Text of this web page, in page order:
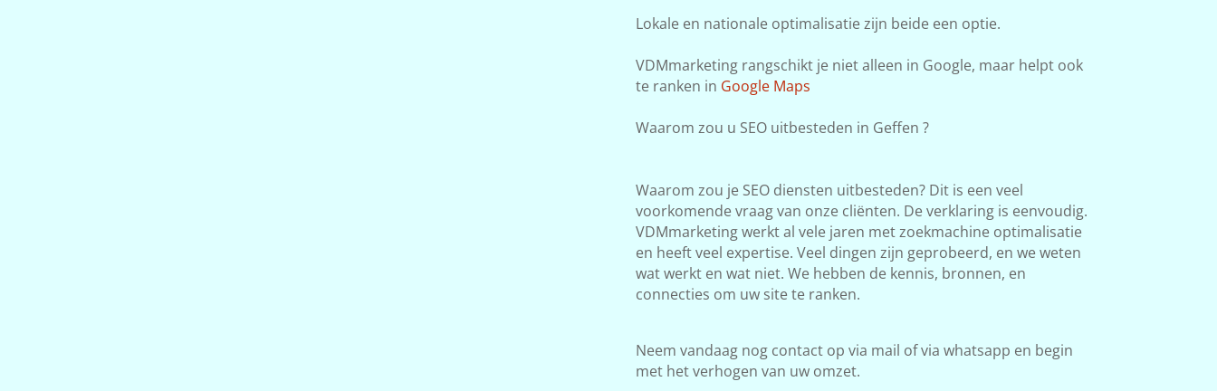
Lokale en nationale optimalisatie zijn beide een optie.
VDMmarketing rangschikt je niet alleen in Google, maar helpt ook
te ranken in Google Maps
Waarom zou u SEO uitbesteden in Geffen ?
Waarom zou je SEO diensten uitbesteden? Dit is een veel
voorkomende vraag van onze cliënten. De verklaring is eenvoudig.
VDMmarketing werkt al vele jaren met zoekmachine optimalisatie
en heeft veel expertise. Veel dingen zijn geprobeerd, en we weten
wat werkt en wat niet. We hebben de kennis, bronnen, en
connecties om uw site te ranken.
Neem vandaag nog contact op via mail of via whatsapp en begin
met het verhogen van uw omzet.